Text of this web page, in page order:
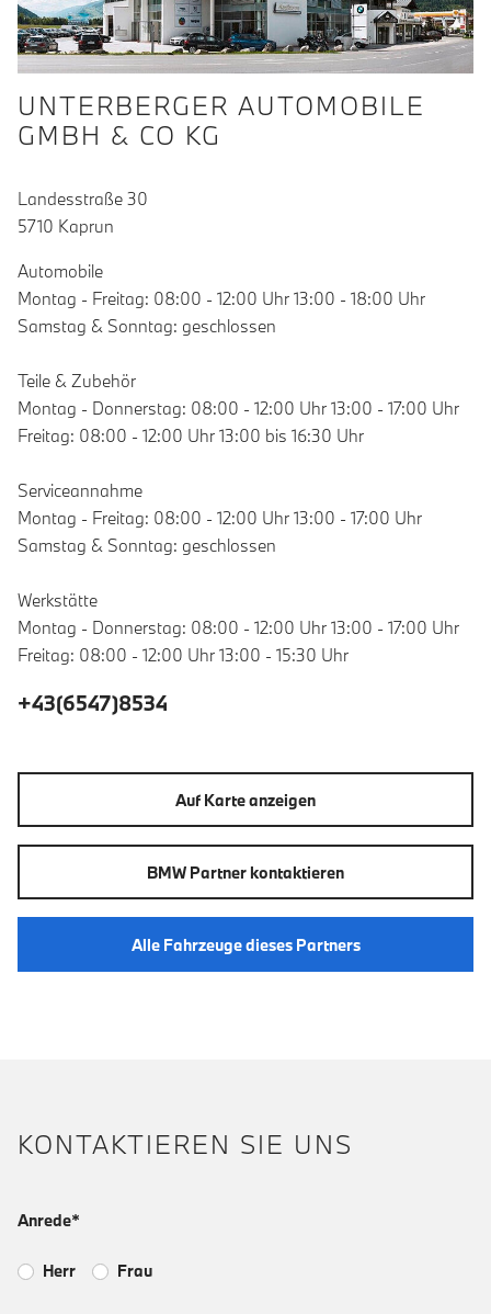
UNTERBERGER AUTOMOBILE
GMBH & CO KG
Landesstraße 30
5710 Kaprun
Automobile
Montag - Freitag: 08:00 - 12:00 Uhr 13:00 - 18:00 Uhr
Samstag & Sonntag: geschlossen
Teile & Zubehör
Montag - Donnerstag: 08:00 - 12:00 Uhr 13:00 - 17:00 Uhr
Freitag: 08:00 - 12:00 Uhr 13:00 bis 16:30 Uhr
Serviceannahme
Montag - Freitag: 08:00 - 12:00 Uhr 13:00 - 17:00 Uhr
Samstag & Sonntag: geschlossen
Werkstätte
Montag - Donnerstag: 08:00 - 12:00 Uhr 13:00 - 17:00 Uhr
Freitag: 08:00 - 12:00 Uhr 13:00 - 15:30 Uhr
+43(6547)8534
Auf Karte anzeigen
BMW Partner kontaktieren
Alle Fahrzeuge dieses Partners
KONTAKTIEREN SIE UNS
Anrede*
Herr Frau